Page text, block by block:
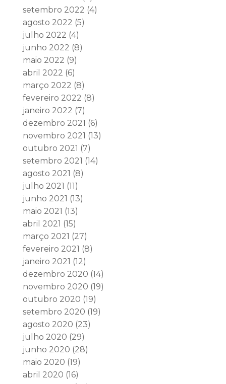
setembro 2022 (4)
agosto 2022 (5)
julho 2022 (4)
junho 2022 (8)
maio 2022 (9)
abril 2022 (6)
março 2022 (8)
fevereiro 2022 (8)
janeiro 2022 (7)
dezembro 2021 (6)
novembro 2021 (13)
outubro 2021 (7)
setembro 2021 (14)
agosto 2021 (8)
julho 2021 (11)
junho 2021 (13)
maio 2021 (13)
abril 2021 (15)
março 2021 (27)
fevereiro 2021 (8)
janeiro 2021 (12)
dezembro 2020 (14)
novembro 2020 (19)
outubro 2020 (19)
setembro 2020 (19)
agosto 2020 (23)
julho 2020 (29)
junho 2020 (28)
maio 2020 (19)
abril 2020 (16)